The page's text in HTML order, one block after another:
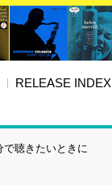
RELEASE INDEX
聴きたいときに